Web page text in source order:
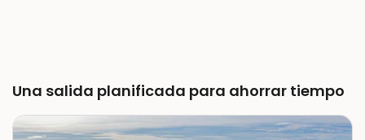
Una salida planificada para ahorrar tiempo